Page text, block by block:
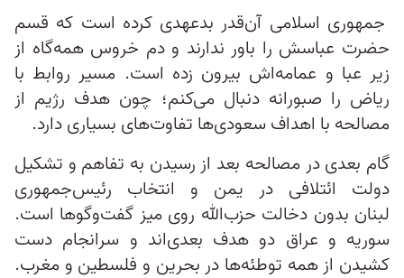
جمهوری اسلامی آن‌قدر بدعهدی کرده است که قسم
حضرت عباسش را باور ندارند و دم خروس همه‌گاه از
زیر عبا و عمامه‌اش بیرون زده است. مسیر روابط با
ریاض را صبورانه دنبال می‌کنم؛ چون هدف رژیم از
مصالحه با اهداف سعودی‌ها تفاوت‌های بسیاری دارد.
گام بعدی در مصالحه بعد از رسیدن به تفاهم و تشکیل
دولت ائتلافی در یمن و انتخاب رئیس‌جمهوری
لبنان بدون دخالت حزب‌الله روی میز گفت‌وگوها است.
سوریه و عراق دو هدف بعدی‌اند و سرانجام دست
کشیدن از همه توطئه‌ها در بحرین و فلسطین و مغرب.